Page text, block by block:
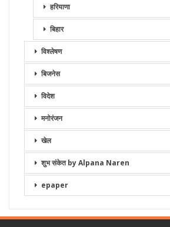
हरियाणा
बिहार
विश्लेषण
बिजनेस
विदेश
मनोरंजन
खेल
शुभ संकेत by Alpana Naren
epaper